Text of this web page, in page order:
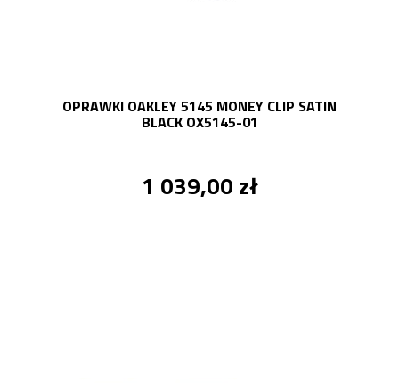
OPRAWKI OAKLEY 5145 MONEY CLIP SATIN
BLACK OX5145-01
1 039,00 zł